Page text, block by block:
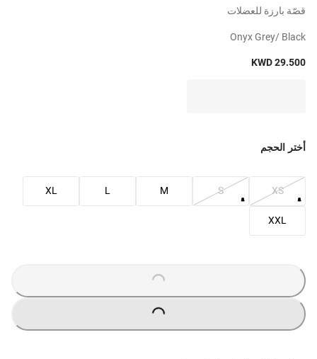
قصّة بارزة للعضلات
Onyx Grey/ Black
KWD 29.500
أختر الحجم
XS
S
M
L
XL
XXL
L
.
L
.